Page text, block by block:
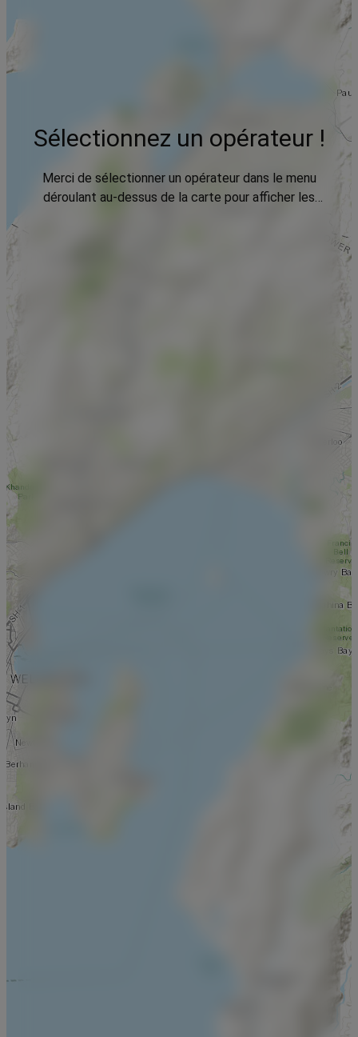
Sélectionnez un opérateur !
Merci de sélectionner un opérateur dans le menu
déroulant au-dessus de la carte pour afficher les